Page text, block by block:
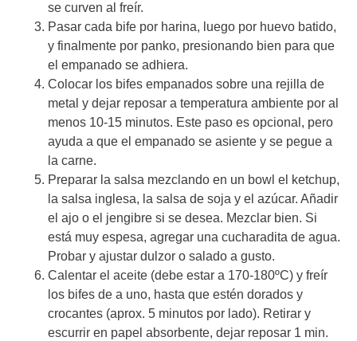
se curven al freír.
Pasar cada bife por harina, luego por huevo batido,
y finalmente por panko, presionando bien para que
el empanado se adhiera.
Colocar los bifes empanados sobre una rejilla de
metal y dejar reposar a temperatura ambiente por al
menos 10-15 minutos. Este paso es opcional, pero
ayuda a que el empanado se asiente y se pegue a
la carne.
Preparar la salsa mezclando en un bowl el ketchup,
la salsa inglesa, la salsa de soja y el azúcar. Añadir
el ajo o el jengibre si se desea. Mezclar bien. Si
está muy espesa, agregar una cucharadita de agua.
Probar y ajustar dulzor o salado a gusto.
Calentar el aceite (debe estar a 170-180ºC) y freír
los bifes de a uno, hasta que estén dorados y
crocantes (aprox. 5 minutos por lado). Retirar y
escurrir en papel absorbente, dejar reposar 1 min.